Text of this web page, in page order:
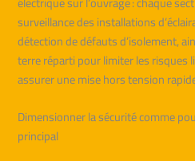
surveillance des installations
détection de défauts d’isolement,
terre réparti pour limiter les risques
assurer une mise hors tension
Dimensionner la sécurité comme
principal